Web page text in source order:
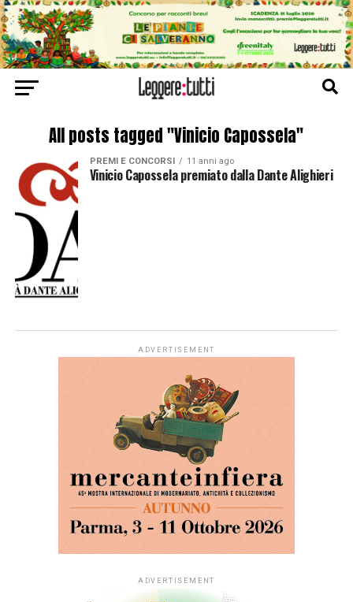
All posts tagged "Vinicio Capossela"
PREMI E CONCORSI 11 anni ago
Vinicio Capossela premiato dalla Dante Alighieri
ADVERTISEMENT
ADVERTISEMENT